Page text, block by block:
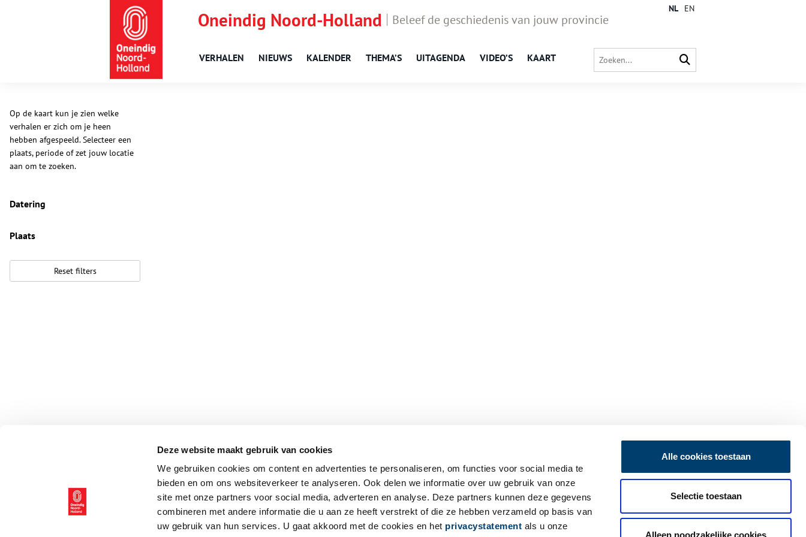
Deze website maakt gebruik van cookies
We gebruiken cookies om content en advertenties te personaliseren, om functies voor social media te
bieden en om ons websiteverkeer te analyseren. Ook delen we informatie over uw gebruik van onze
site met onze partners voor social media, adverteren en analyse. Deze partners kunnen deze gegevens
combineren met andere informatie die u aan ze heeft verstrekt of die ze hebben verzameld op basis van
uw gebruik van hun services. U gaat akkoord met de cookies en het privacystatement als u onze
Alle cookies toestaan
Selectie toestaan
Alleen noodzakelijke cookies
Oneindig Noord-Holland Beleef de geschiedenis van jouw provincie
VERHALEN NIEUWS KALENDER THEMA’S UITAGENDA VIDEO’S KAART
NL EN
Op de kaart kun je zien welke
verhalen er zich om je heen
hebben afgespeeld. Selecteer een
plaats, periode of zet jouw locatie
aan om te zoeken.
Datering
Plaats
Reset filters